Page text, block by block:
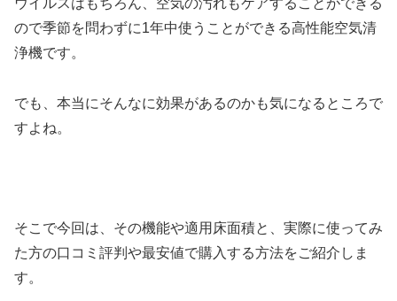
ウイルスはもちろん、空気の汚れもケアすることができる
ので季節を問わずに1年中使うことができる高性能空気清
浄機です。
でも、本当にそんなに効果があるのかも気になるところで
すよね。
そこで今回は、その機能や適用床面積と、実際に使ってみ
た方の口コミ評判や最安値で購入する方法をご紹介しま
す。